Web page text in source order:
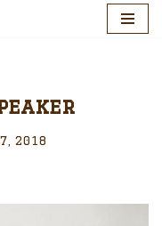
2018